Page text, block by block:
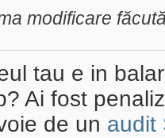
modificare
tau e in
Ai fost
de un audit